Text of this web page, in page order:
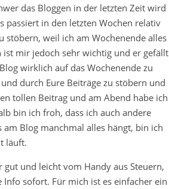
das Bloggen in der letzten Zeit wird
passiert in den letzten Wochen relativ
weil ich am Wochenende alles
ist mir jedoch sehr wichtig und er gefällt
wirklich auf das Wochenende zu
durch Eure Beiträge zu stöbern und
tollen Beitrag und am Abend habe ich
bin ich froh, dass ich auch andere
Blog manchmal alles hängt, bin ich
läuft.
und leicht vom Handy aus Steuern,
sofort. Für mich ist es einfacher ein